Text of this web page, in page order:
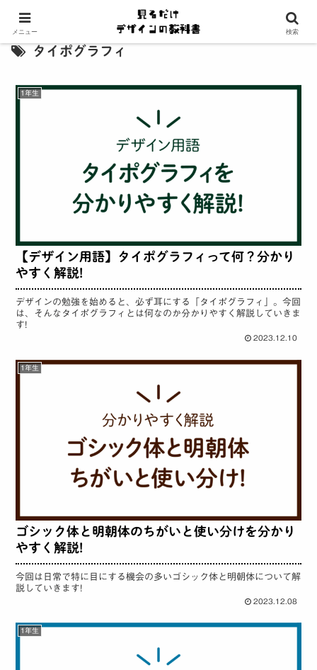
タイポグラフィ
1年生
【デザイン用語】タイポグラフィって何？分かり
やすく解説!
デザインの勉強を始めると、必ず耳にする「タイポグラフィ」。今回
は、そんなタイポグラフィとは何なのか分かりやすく解説していきま
す!
2023.12.10
1年生
ゴシック体と明朝体のちがいと使い分けを分かり
やすく解説!
今回は日常で特に目にする機会の多いゴシック体と明朝体について解
説していきます!
2023.12.08
1年生
メニュー 検索